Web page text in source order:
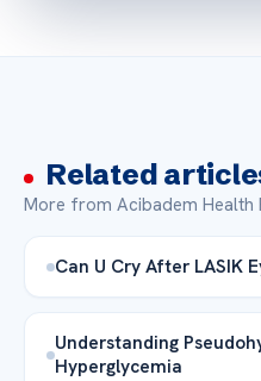
Related
More from Acibadem Health
Can U Cry After LASIK
Understanding
Hyperglycemia